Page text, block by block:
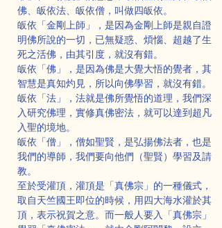
佛、皈依法、皈依僧，叫做四皈依。
皈依「金剛上師」，是因為金剛上師是親自證
明佛所說的一切，已無疑惑、煩惱、超越了生
死之活佛，由其引度，就沒有錯。
皈依「佛」，是因為佛是大覺大悟的覺者，其
智慧是真知灼見，所以向佛學習，就沒有錯。
皈依「法」，法就是佛所覺悟的道理，我們深
入研究佛理，實修真佛密法，就可以達到超凡
入聖的境地。
皈依「僧」，僧如聖賢，是弘揚佛法者，也是
我們的導師，我們要向他們（聖賢）學習及請
教。
至於受灌頂，灌頂是「真佛宗」的一種儀式，
取自天竺國王即位的時候，用四大海水灌於其
頂，表示祝賀之意。而一般人要入「真佛宗」